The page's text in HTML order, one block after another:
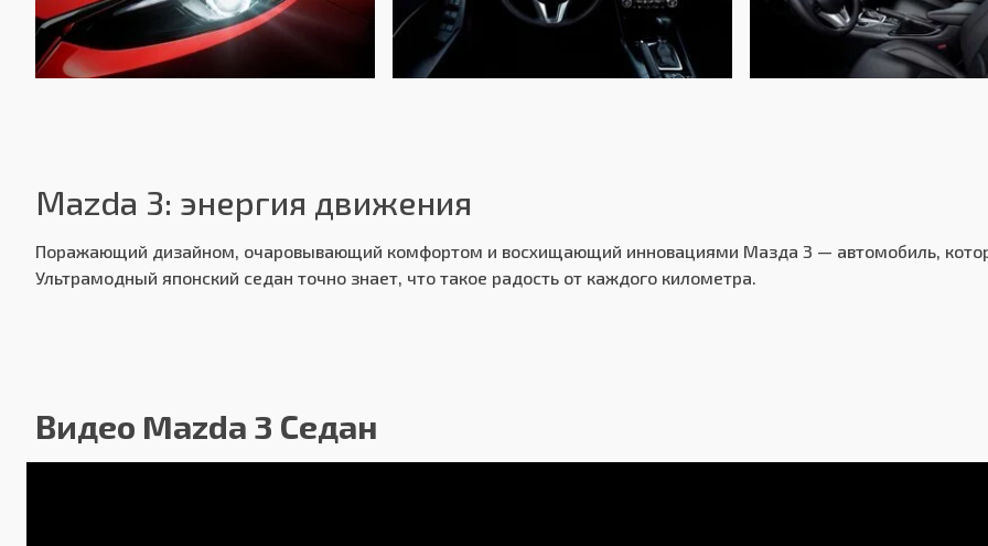
Трансмиссия: Механическая
Задняя подвеска:
Передние тормоза: Дисковые вентилируемые
Гарантия:
Mazda 3: энергия движения
Поражающий дизайном, очаровывающий комфортом и восхищающий инновациями Мазда 3 — автомобиль,
Ультрамодный японский седан точно знает, что такое радость от каждого километра.
Видео Mazda 3 Седан